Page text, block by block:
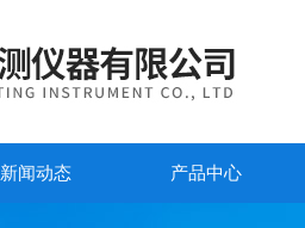
新闻动态 产品中心